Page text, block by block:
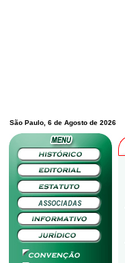
São Paulo, 6 de Agosto de 2026